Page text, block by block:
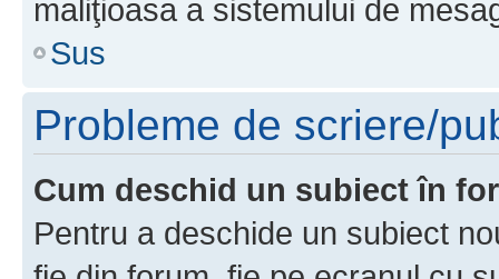
maliţioasa a sistemului de
Sus
Probleme de scriere/
Cum deschid un subiect în
Pentru a deschide un subiect